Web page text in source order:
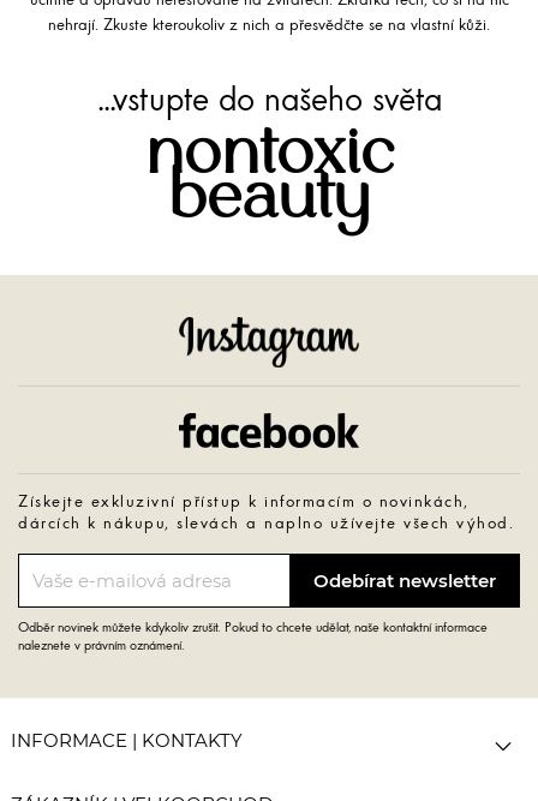
nehrají. Zkuste kteroukoliv z nich a přesvědčte se na vlastní kůži.
...vstupte do našeho světa
nontoxic
beauty
Získejte exkluzivní přístup k informacím o novinkách,
dárcích k nákupu, slevách a naplno užívejte všech výhod.
Odběr novinek můžete kdykoliv zrušit. Pokud to chcete udělat, naše kontaktní informace
naleznete v právním oznámení.
INFORMACE | KONTAKTY 